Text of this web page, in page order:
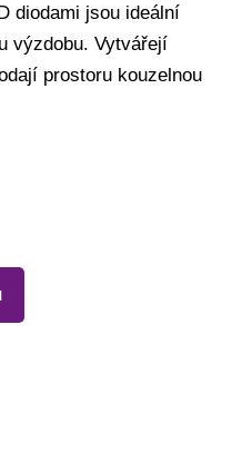
diodami jsou ideální
výzdobu. Vytvářejí
prostoru kouzelnou